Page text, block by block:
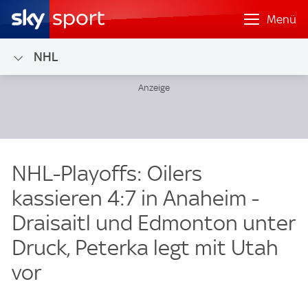
Menü
NHL
NHL-Playoffs: Oilers
kassieren 4:7 in Anaheim -
Draisaitl und Edmonton unter
Druck, Peterka legt mit Utah
vor